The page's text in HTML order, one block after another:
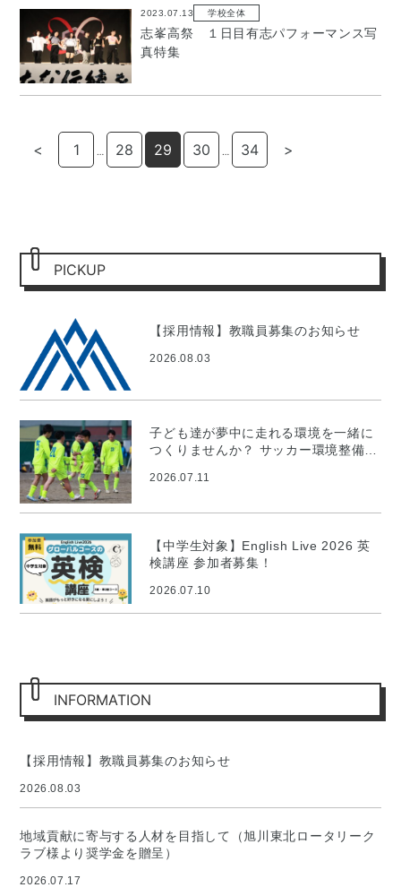
2023.07.13 学校全体
志峯高祭 １日目有志パフォーマンス写
真特集
< 1 28 29 30 34 >
PICKUP
【採用情報】教職員募集のお知らせ
2026.08.03
子ども達が夢中に走れる環境を一緒に
つくりませんか？ サッカー環境整備プ
2026.07.11
【中学生対象】English Live 2026 英
検講座 参加者募集！
2026.07.10
INFORMATION
【採用情報】教職員募集のお知らせ
2026.08.03
地域貢献に寄与する人材を目指して（旭川東北ロータリーク
ラブ様より奨学金を贈呈）
2026.07.17